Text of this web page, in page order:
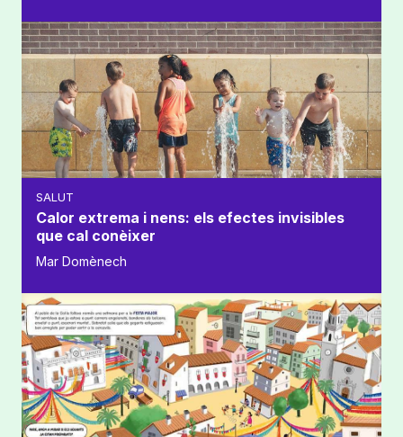
SALUT
Calor extrema i nens: els efectes invisibles
que cal conèixer
Mar Domènech